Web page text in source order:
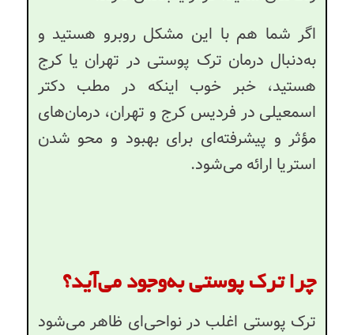
اگر شما هم با این مشکل روبرو هستید و
به‌دنبال درمان ترک پوستی در تهران یا کرج
هستید، خبر خوب اینکه در مطب دکتر
اسمعیلی در فردیس کرج و تهران، درمان‌های
مؤثر و پیشرفته‌ای برای بهبود و محو شدن
استریا ارائه می‌شود.
چرا ترک پوستی به‌وجود می‌آید؟
ترک پوستی اغلب در نواحی‌ای ظاهر می‌شود